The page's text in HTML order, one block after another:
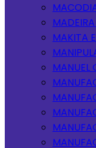
MAKITA
MANUEL